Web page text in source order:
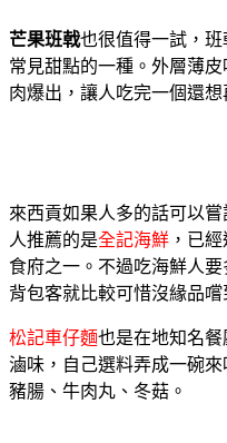
芒果班戟也很值得一試，班
常見甜點的一種。外層薄
肉爆出，讓人吃完一個還想
來西貢如果人多的話可以
人推薦的是全記海鮮 ，已
食府之一。不過吃海鮮人
背包客就比較可惜沒緣品嚐
松記車仔麵也是在地知名
滷味，自己選料弄成一碗
豬腸、牛肉丸、冬菇。